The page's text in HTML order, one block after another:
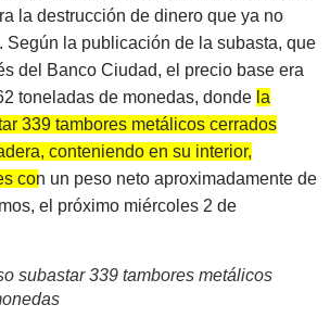
la destrucción de dinero que ya no
Según la publicación de la subasta, que
del Banco Ciudad, el precio base era
toneladas de monedas, donde la
339 tambores metálicos cerrados
conteniendo en su interior,
con un peso neto aproximadamente de
, el próximo miércoles 2 de
subastar 339 tambores metálicos